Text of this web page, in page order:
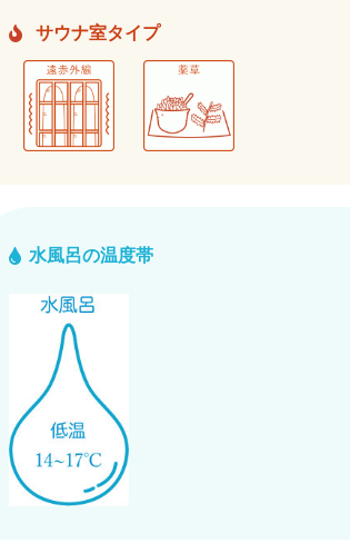
サウナ室タイプ
水風呂の温度帯